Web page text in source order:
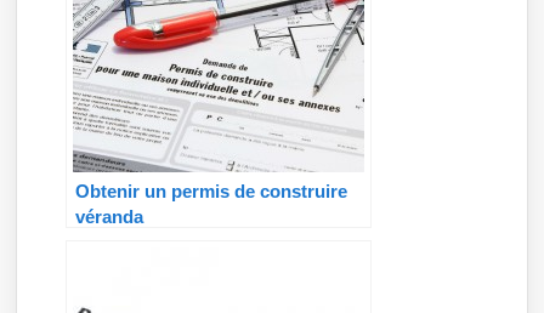
Obtenir un permis de construire
véranda